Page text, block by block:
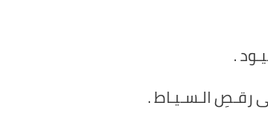
.
رقـصِ الـسـيـاط .